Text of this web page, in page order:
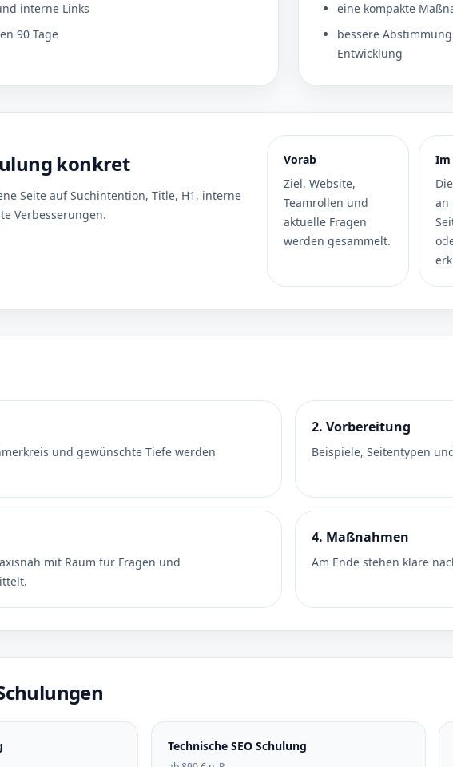
interne Links
90 Tage
eine kompakte
bessere
Entwicklung
konkret
Seite auf Suchintention, Title, H1, interne
Verbesserungen.
Vorab
Ziel, Website,
Teamrollen und
aktuelle Fragen
werden gesammelt.
Im
an
und gewünschte Tiefe werden
2. Vorbereitung
Beispiele, Seitentypen
mit Raum für Fragen und
4. Maßnahmen
Am Ende stehen klare
Technische SEO Schulung